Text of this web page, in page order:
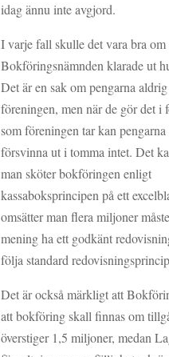
idag ännu inte avgjord.
I varje fall skulle det vara bra om
Bokföringsnämnden klarade ut
Det är en sak om pengarna aldrig
föreningen, men när de gör det i
som föreningen tar kan
försvinna ut i tomma intet. Det
man sköter bokföringen enligt
kassaboksprincipen på ett
omsätter man flera miljoner
mening ha ett godkänt
följa standard
Det är också märkligt att
att bokföring skall finnas om
överstiger 1,5 miljoner, medan